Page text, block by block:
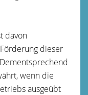
davon
dieser
wenn die
ausgeübt